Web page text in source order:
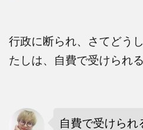
行政に断られ、さてどう
たしは、自費で受けられ
自費で受けられ